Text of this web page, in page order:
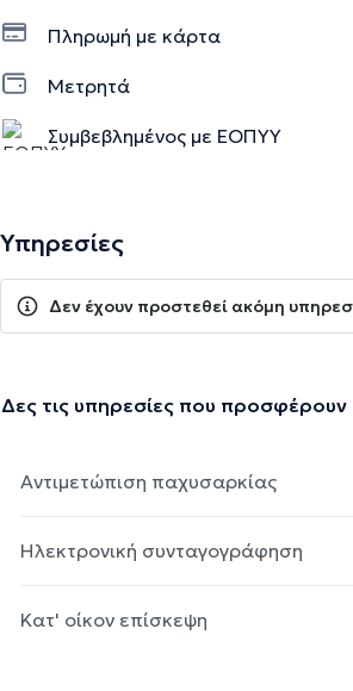
Πληρωμή με κάρτα
Μετρητά
Συμβεβλημένος με ΕΟΠΥΥ
Υπηρεσίες
Δεν έχουν προστεθεί ακόμη
Δες τις υπηρεσίες που προσφέρουν
Αντιμετώπιση παχυσαρκίας
Ηλεκτρονική συνταγογράφηση
Κατ' οίκον επίσκεψη